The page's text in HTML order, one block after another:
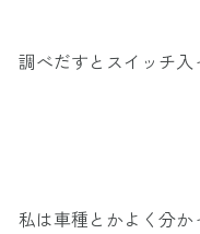
調べだすとスイッチ
私は車種とかよく分か